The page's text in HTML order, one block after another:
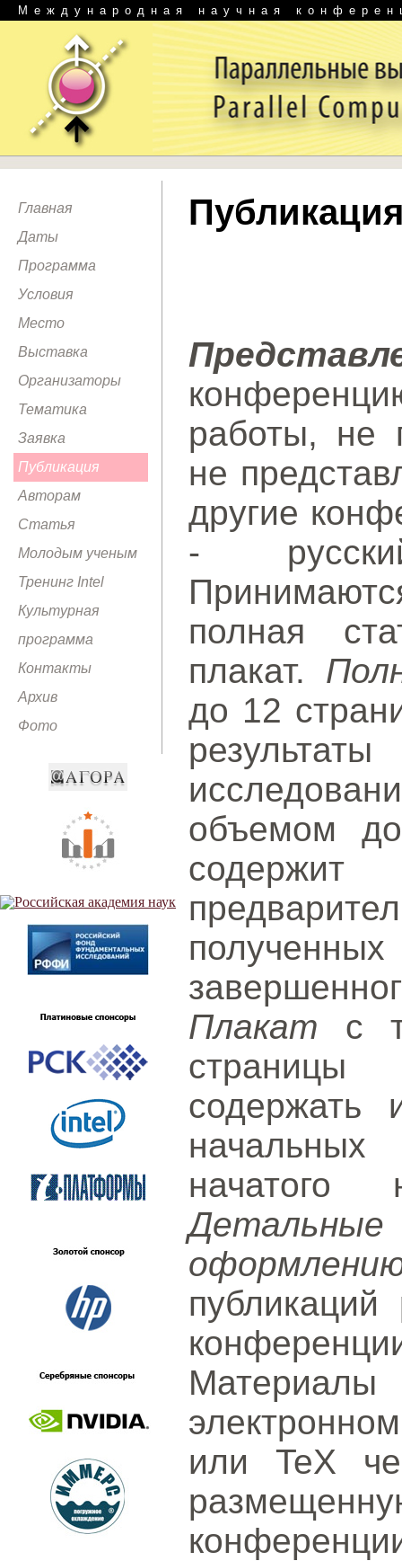
Международная научная
Главная
Даты
Программа
Условия
Место
Выставка
Организаторы
Тематика
Заявка
Публикация
Авторам
Статья
Молодым ученым
Тренинг Intel
Культурная
программа
Контакты
Архив
Фото
работы, не
не
другие
-
полная
плакат.
до 12
объемом
Плакат с
начатого
или TeX